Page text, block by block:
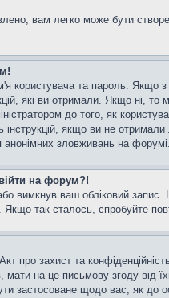
вам легко може бути
користувача та пароль.
які ви отримали. Якщо ні,
до того, як
якщо ви не
зловживань на
на форум?!
вимкнув ваш обліковий
так сталось, спробуйте
захист та
на це письмову згоду від
застосоване щодо вас, як до